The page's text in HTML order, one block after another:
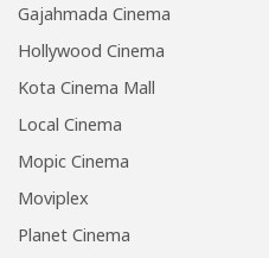
Gajahmada Cinema
Hollywood Cinema
Kota Cinema Mall
Local Cinema
Mopic Cinema
Moviplex
Planet Cinema